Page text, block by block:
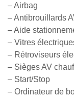
– Airbag
– Antibrouillards
– Aide
– Vitres
– Rétroviseurs
– Sièges AV
– Start/Stop
– Ordinateur de